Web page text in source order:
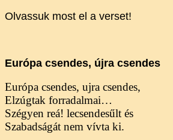
Olvassuk most el a verset!
Európa csendes, újra csendes
Európa csendes, ujra csendes,
Elzúgtak forradalmai…
Szégyen reá! lecsendesűlt és
Szabadságát nem vívta ki.